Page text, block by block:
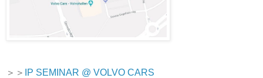
＞＞ IP SEMINAR @ VOLVO CARS